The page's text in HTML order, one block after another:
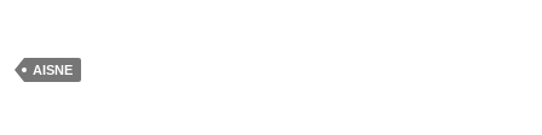
AISNE